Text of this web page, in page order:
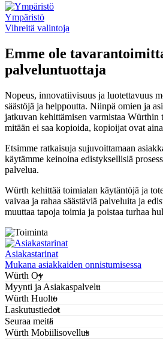
Ympäristö
Vihreitä valintoja
Emme ole
palveluntuottaja
Nopeus, innovatiivisuus ja luotettavuus
säästöjä ja helppoutta. Niinpä omien ja
jatkuvan kehittämisen varmistaa Würthin
mitään ei saa kopioida, kopioijat ovat
Etsimme ratkaisuja sujuvoittamaan
käytämme keinoina edistyksellisiä
palvelua.
Würth kehittää toimialan käytäntöjä ja
vaivaa ja rahaa säästäviä palveluita ja
muuttaa tapoja toimia ja poistaa turhaa
Asiakastarinat
Mukana asiakkaiden onnistumisessa
Würth Oy
Myynti ja Asiakaspalvelu
Würth Huolto
Laskutustiedot
Seuraa meitä
Würth Mobiilisovellus